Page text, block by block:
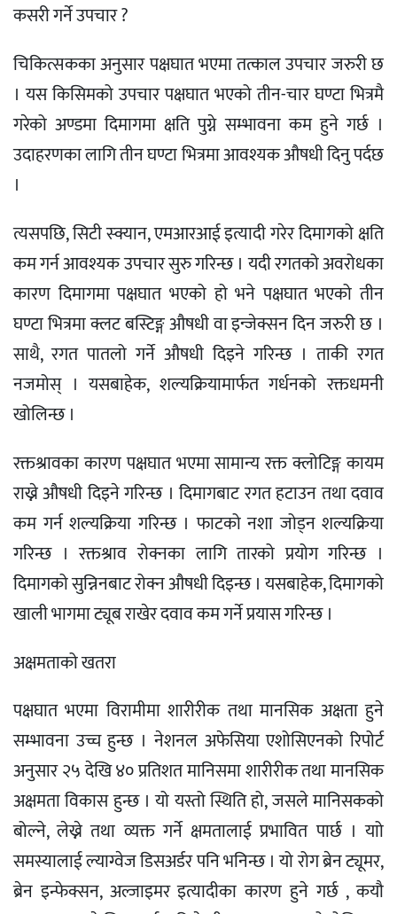
कसरी गर्ने उपचार ?
चिकित्सकका अनुसार पक्षघात भएमा तत्काल उपचार जरुरी छ
। यस किसिमको उपचार पक्षघात भएको तीन-चार घण्टा भित्रमै
गरेको अण्डमा दिमागमा क्षति पुग्ने सम्भावना कम हुने गर्छ ।
उदाहरणका लागि तीन घण्टा भित्रमा आवश्यक औषधी दिनु पर्दछ
।
त्यसपछि, सिटी स्क्यान, एमआरआई इत्यादी गरेर दिमागको क्षति
कम गर्न आवश्यक उपचार सुरु गरिन्छ । यदी रगतको अवरोधका
कारण दिमागमा पक्षघात भएको हो भने पक्षघात भएको तीन
घण्टा भित्रमा क्लट बस्टिङ्ग औषधी वा इन्जेक्सन दिन जरुरी छ ।
साथै, रगत पातलो गर्ने औषधी दिइने गरिन्छ । ताकी रगत
नजमोस् । यसबाहेक, शल्यक्रियामार्फत गर्धनको रक्तधमनी
खोलिन्छ ।
रक्तश्रावका कारण पक्षघात भएमा सामान्य रक्त क्लोटिङ्ग कायम
राख्ने औषधी दिइने गरिन्छ । दिमागबाट रगत हटाउन तथा दवाव
कम गर्न शल्यक्रिया गरिन्छ । फाटको नशा जोड्न शल्यक्रिया
गरिन्छ । रक्तश्राव रोक्नका लागि तारको प्रयोग गरिन्छ ।
दिमागको सुन्निनबाट रोक्न औषधी दिइन्छ । यसबाहेक, दिमागको
खाली भागमा ट्यूब राखेर दवाव कम गर्ने प्रयास गरिन्छ ।
अक्षमताको खतरा
पक्षघात भएमा विरामीमा शारीरीक तथा मानसिक अक्षता हुने
सम्भावना उच्च हुन्छ । नेशनल अफेसिया एशोसिएनको रिपोर्ट
अनुसार २५ देखि ४० प्रतिशत मानिसमा शारीरीक तथा मानसिक
अक्षमता विकास हुन्छ । यो यस्तो स्थिति हो, जसले मानिसकको
बोल्ने, लेख्ने तथा व्यक्त गर्ने क्षमतालाई प्रभावित पार्छ । याो
समस्यालाई ल्याग्वेज डिसअर्डर पनि भनिन्छ । यो रोग ब्रेन ट्यूमर,
ब्रेन इन्फेक्सन, अल्जाइमर इत्यादीका कारण हुने गर्छ , कयौ